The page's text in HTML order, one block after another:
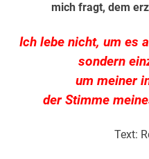
mich fragt, dem
Ich lebe nicht, um es
sondern
um meiner
der Stimme
Text: